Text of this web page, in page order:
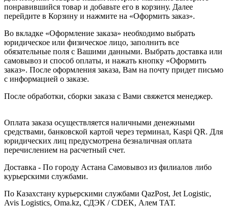
понравившийся товар и добавьте его в корзину. Далее
перейдите в Корзину и нажмите на «Оформить заказ».
Во вкладке «Оформление заказа» необходимо выбрать
юридическое или физическое лицо, заполнить все
обязательные поля с Вашими данными. Выбрать доставка или
самовывоз и способ оплаты, и нажать кнопку «Оформить
заказ». После оформления заказа, Вам на почту придет письмо
с информацией о заказе.
После обработки, сборки заказа с Вами свяжется менеджер.
Оплата заказа осуществляется наличными денежными
средствами, банковской картой через терминал, Kaspi QR. Для
юридических лиц предусмотрена безналичная оплата
перечислением на расчетный счет.
Доставка - По городу Астана Самовывоз из филиалов либо
курьерскими службами.
По Казахстану курьерскими службами QazPost, Jet Logistic,
Avis Logistics, Oma.kz, СДЭК / CDEK, Алем ТАТ.